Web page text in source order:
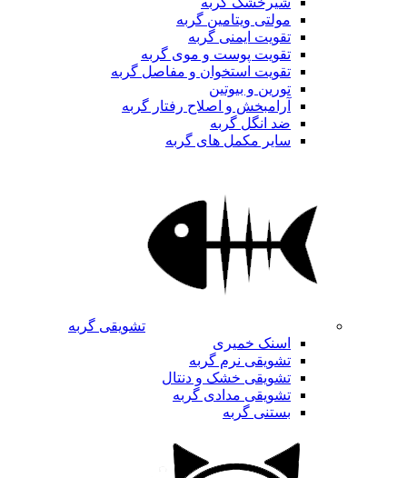
مولتی ویتامین گربه
تقویت ایمنی گربه
تقویت پوست و موی گربه
تقویت استخوان و مفاصل گربه
تورین و بیوتین
آرامبخش و اصلاح رفتار گربه
ضد انگل گربه
سایر مکمل های گربه
تشویقی گربه
اسنک خمیری
تشویقی نرم گربه
تشویقی خشک و دنتال
تشویقی مدادی گربه
بستنی گربه